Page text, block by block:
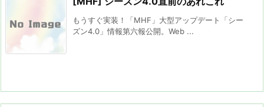
もうすぐ実装！「MHF」大型アップデート「シー
ズン4.0」情報第六報公開。Web ...